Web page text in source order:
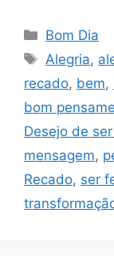
Categorias
Bom Dia
Tags
Alegria,
recado, bem,
bom
Desejo de
mensagem,
Recado, ser